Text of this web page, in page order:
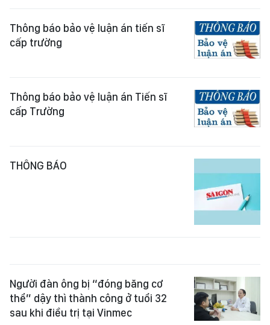
Thông báo bảo vệ luận án tiến sĩ
cấp trường
Thông báo bảo vệ luận án Tiến sĩ
cấp Trường
THÔNG BÁO
Người đàn ông bị “đóng băng cơ
thể” dậy thì thành công ở tuổi 32
sau khi điều trị tại Vinmec